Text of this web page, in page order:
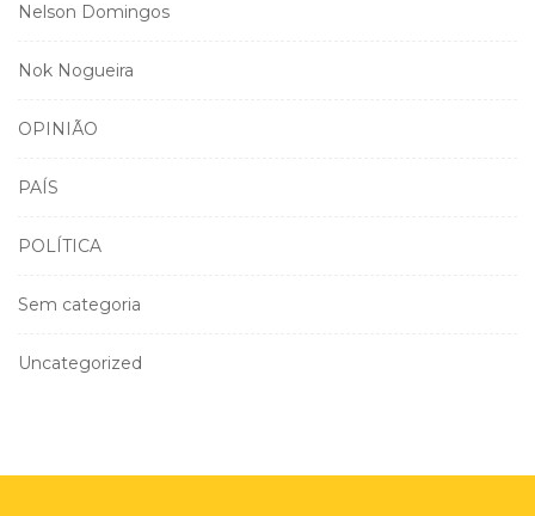
Nelson Domingos
Nok Nogueira
OPINIÃO
PAÍS
POLÍTICA
Sem categoria
Uncategorized